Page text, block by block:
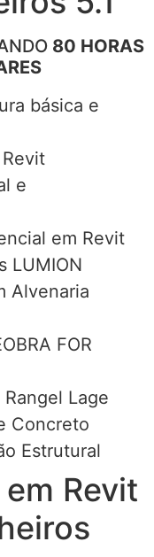
80 HORAS
básica e
e
em Revit
LUMION
Alvenaria
FOR
Lage
Concreto
Estrutural
Revit